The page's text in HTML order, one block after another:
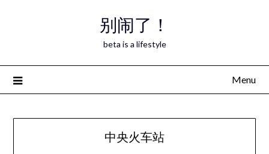
别闹了！
beta is a lifestyle
Menu
中央火车站